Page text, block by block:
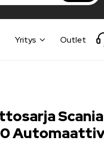
Yritys Outlet